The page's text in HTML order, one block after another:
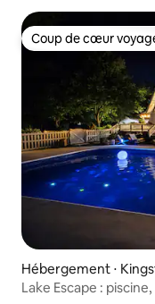
Coup de cœur
Coup de cœur
Hébergement ⋅
Lake Escape :